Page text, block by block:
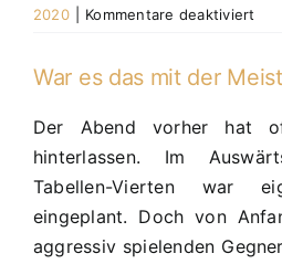
2020
Kommentare deaktiviert
JFG
–
A2
2:1
War es das mit der
Der Abend vorher hat
hinterlassen. Im
Tabellen-Vierten war
eingeplant. Doch von
aggressiv spielenden